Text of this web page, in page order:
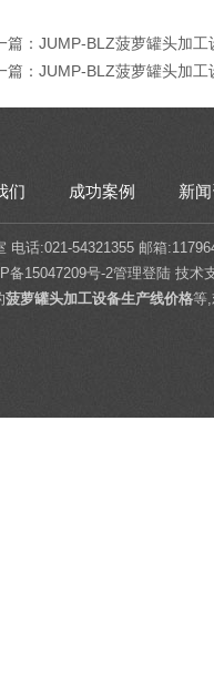
篇： JUMP-BLZ菠萝罐头加
篇： JUMP-BLZ菠萝罐头加工
们 成功案例 新
电话:021-54321355 邮箱
备15047209号-2管理登陆 技术
菠萝罐头加工设备生产线价格等